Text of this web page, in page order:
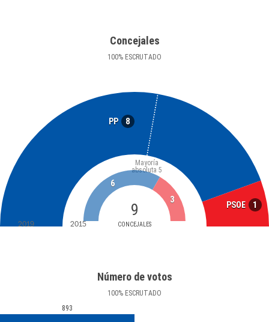
Concejales
100% ESCRUTADO
PP 8
PSOE 1
9
CONCEJALES
Mayoría
absoluta 5
6
3
2019 2015
Número de votos
100% ESCRUTADO
893